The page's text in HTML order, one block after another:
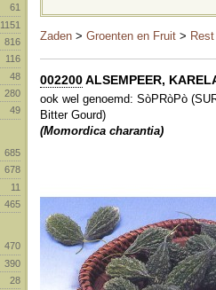
61
1151
816
116
48
280
49
685
678
11
465
470
390
28
Zaden > Groenten en Fruit >
002200ALSEMPEER,
ook wel genoemd: SòPRòPò
Bitter Gourd)
(Momordica charantia)